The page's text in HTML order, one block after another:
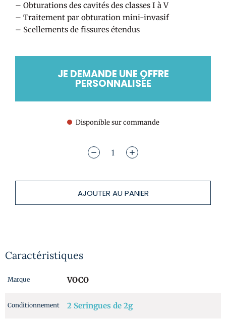
– Obturations des cavités des classes I à V
– Traitement par obturation mini-invasif
– Scellements de fissures étendus
JE DEMANDE UNE OFFRE
PERSONNALISÉE
Disponible sur commande
AJOUTER AU PANIER
Caractéristiques
Marque VOCO
Conditionnement 2 Seringues de 2g